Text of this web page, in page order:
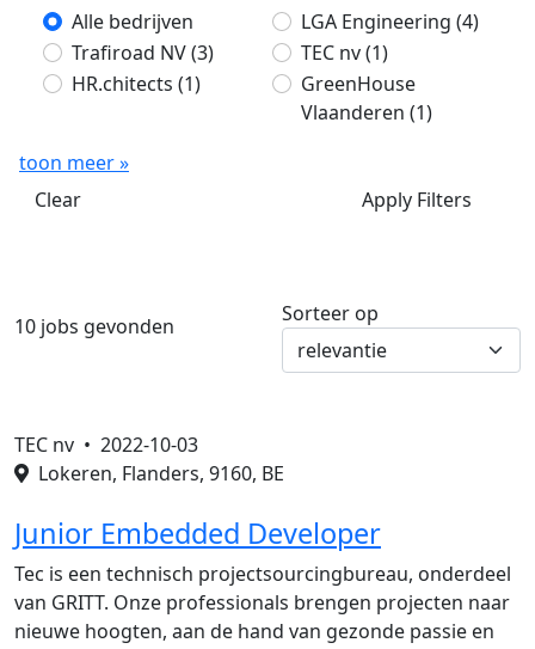
Alle bedrijven LGA Engineering (4)
Trafiroad NV(3) TEC nv(1)
HR.chitects (1)
GreenHouse
Vlaanderen (1)
toon meer »
Clear
Apply Filters
10 jobs gevonden Sorteer op
TEC nv • 2022-10-03
Lokeren, Flanders, 9160, BE
Junior Embedded Developer
Tec is een technisch projectsourcingbureau, onderdeel
van GRITT. Onze professionals brengen projecten naar
nieuwe hoogten, aan de hand van gezonde passie en